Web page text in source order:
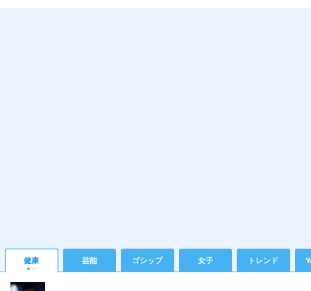
健康 芸能 ゴシップ 女子 トレンド